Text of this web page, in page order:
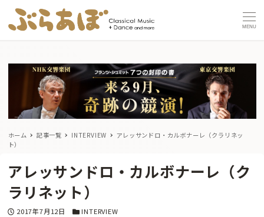
MENU
ホーム 記事一覧 INTERVIEW
アレッサンドロ・カルボナーレ（クラリネッ
ト）
アレッサンドロ・カルボナーレ（ク
ラリネット）
投稿日
2017年7月12日 カテゴリー
INTERVIEW